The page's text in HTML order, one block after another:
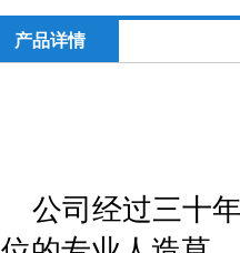
产品详情
公司经过三十